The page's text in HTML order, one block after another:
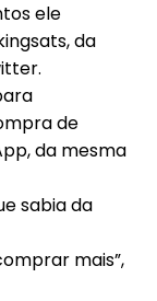
ele
da
de
da mesma
sabia da
mais”,